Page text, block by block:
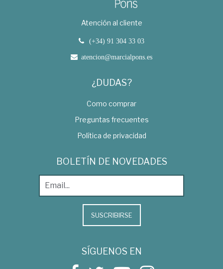
Atención al cliente
(+34) 91 304 33 03
atencion@marcialpons.es
¿DUDAS?
Como comprar
Preguntas frecuentes
Política de privacidad
BOLETÍN DE NOVEDADES
SUSCRIBIRSE
SÍGUENOS EN